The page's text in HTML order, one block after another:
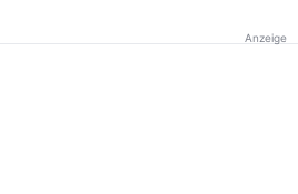
Anzeige